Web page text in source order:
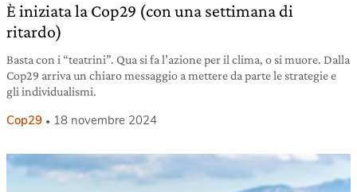
È iniziata la Cop29 (con una settimana di
ritardo)
Basta con i “teatrini”. Qua si fa l’azione per il clima, o si muore. Dalla
Cop29 arriva un chiaro messaggio a mettere da parte le strategie e
gli individualismi.
Cop29 18 novembre 2024